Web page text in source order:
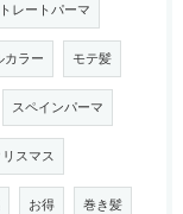
レートパーマ
カラー モテ髪
スペインパーマ
リスマス
お得 巻き髪